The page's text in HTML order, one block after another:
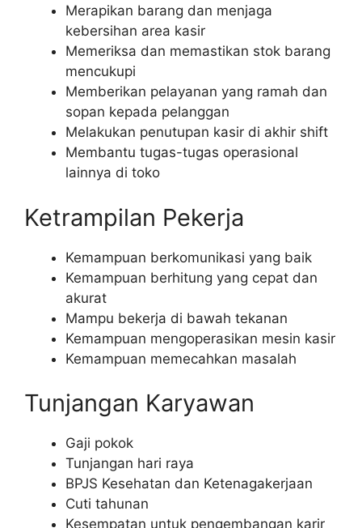
Merapikan barang dan menjaga
kebersihan area kasir
Memeriksa dan memastikan stok barang
mencukupi
Memberikan pelayanan yang ramah dan
sopan kepada pelanggan
Melakukan penutupan kasir di akhir shift
Membantu tugas-tugas operasional
lainnya di toko
Ketrampilan Pekerja
Kemampuan berkomunikasi yang baik
Kemampuan berhitung yang cepat dan
akurat
Mampu bekerja di bawah tekanan
Kemampuan mengoperasikan mesin kasir
Kemampuan memecahkan masalah
Tunjangan Karyawan
Gaji pokok
Tunjangan hari raya
BPJS Kesehatan dan Ketenagakerjaan
Cuti tahunan
Kesempatan untuk pengembangan karir